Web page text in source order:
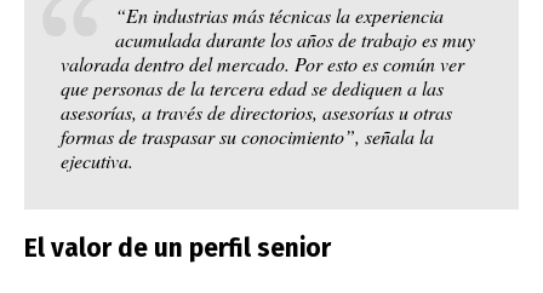
“En industrias más técnicas la experiencia
acumulada durante los años de trabajo es muy
valorada dentro del mercado. Por esto es común ver
que personas de la tercera edad se dediquen a las
asesorías, a través de directorios, asesorías u otras
formas de traspasar su conocimiento”, señala la
ejecutiva.
El valor de un perfil senior